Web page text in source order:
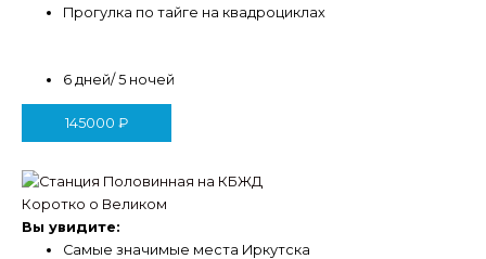
Прогулка по тайге на квадроциклах
6 дней/ 5 ночей
145000 ₽
Коротко о Великом
Вы увидите:
Самые значимые места Иркутска